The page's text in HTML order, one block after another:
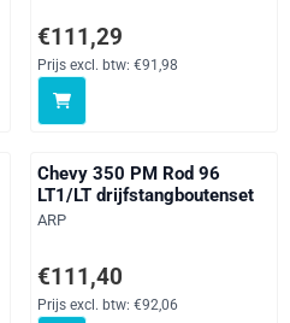
Prijs: 111,29, exclusief btw:
€111,29
Prijs excl. btw: €91,98
Chevy 350 PM Rod 96
LT1/LT drijfstangboutenset
Merk:
ARP
Prijs: 111,40, exclusief btw:
€111,40
Prijs excl. btw: €92,06